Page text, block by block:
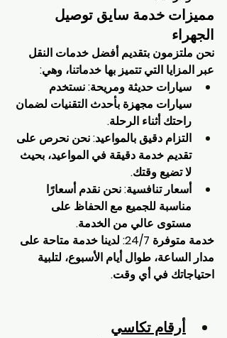
مميزات خدمة سايق توصيل
الجهراء
نحن ملتزمون بتقديم أفضل خدمات النقل
عبر المزايا التي تتميز بها خدماتنا، وهي:
سيارات حديثة ومريحة: نستخدم
سيارات مجهزة بأحدث التقنيات لضمان
راحتك أثناء الرحلة.
التزام دقيق بالمواعيد: نحن نحرص على
تقديم خدمة دقيقة في المواعيد، بحيث
لا تضيع وقتك.
أسعار تنافسية: نحن نقدم أسعارًا
مناسبة للجميع مع الحفاظ على
مستوى عالي من الخدمة.
خدمة متوفرة 24/7: لدينا خدمة متاحة على
مدار الساعة، طوال أيام الأسبوع، لتلبية
احتياجاتك في أي وقت.
أرقام تكاسي